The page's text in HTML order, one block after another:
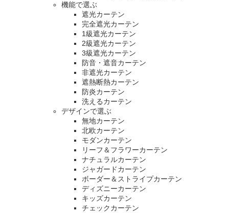
機能で選ぶ
遮光カーテン
完全遮光カーテン
1級遮光カーテン
2級遮光カーテン
3級遮光カーテン
防音・遮音カーテン
非遮光カーテン
遮熱断熱カーテン
防炎カーテン
洗えるカーテン
デザインで選ぶ
無地カーテン
北欧カーテン
モダンカーテン
リーフ＆フラワーカーテン
ナチュラルカーテン
ジャガードカーテン
ボーダー＆ストライプカーテン
ディズニーカーテン
キッズカーテン
チェックカーテン